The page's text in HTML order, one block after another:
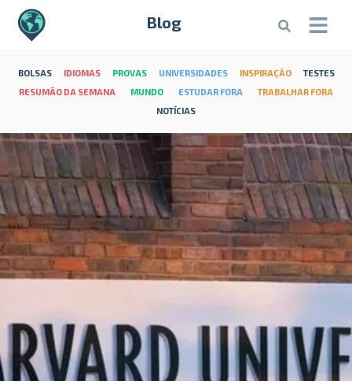
Blog
BOLSAS IDIOMAS PROVAS UNIVERSIDADES INSPIRAÇÃO
TESTES
RESUMÃO DA SEMANA
MUNDO ESTUDAR FORA
TRABALHAR FORA
NOTÍCIAS